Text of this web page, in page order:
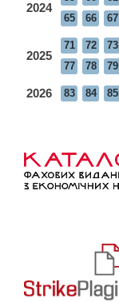
2024
65
66 67
2025
71 72 73
77
78 79
2026 83 84 85